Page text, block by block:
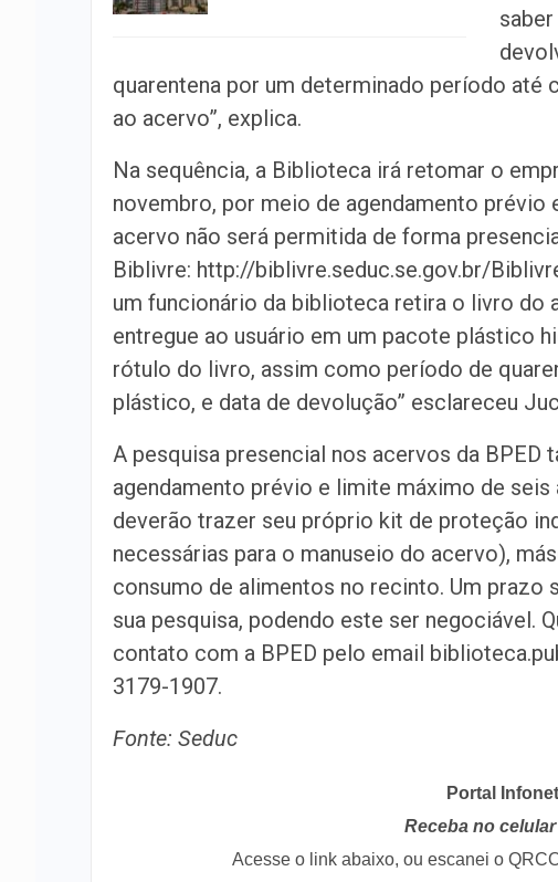
quarentena por um determinado período
ao acervo”, explica.
Na sequência, a Biblioteca irá retomar o
novembro, por meio de agendamento
acervo não será permitida de forma
Biblivre: http://biblivre.seduc.se.gov.br/
um funcionário da biblioteca retira o livro do
entregue ao usuário em um pacote plástico
rótulo do livro, assim como período de
plástico, e data de devolução” esclareceu
A pesquisa presencial nos acervos da
agendamento prévio e limite máximo de
deverão trazer seu próprio kit de proteção
necessárias para o manuseio do acervo),
consumo de alimentos no recinto. Um
sua pesquisa, podendo este ser negociável.
contato com a BPED pelo email
3179-1907.
Fonte: Seduc
Portal
Receba no
Acesse o link abaixo, ou escanei o